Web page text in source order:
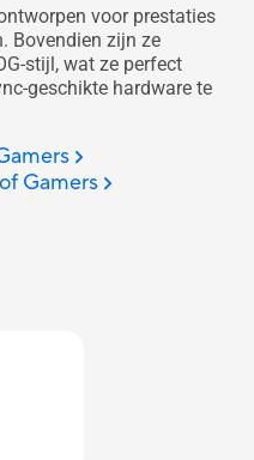
voor prestaties
Bovendien zijn ze
stijl, wat ze perfect
geschikte hardware te
Gamers